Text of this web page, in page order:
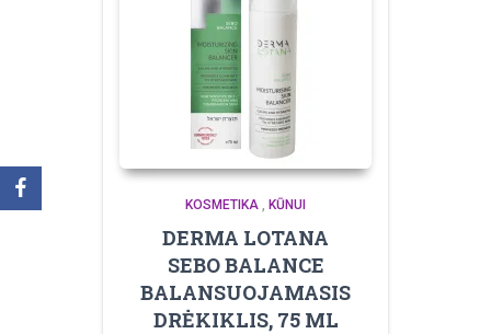
KOSMETIKA KŪNUI
DERMA LOTANA
SEBO BALANCE
BALANSUOJAMASIS
DRĖKIKLIS, 75 ML